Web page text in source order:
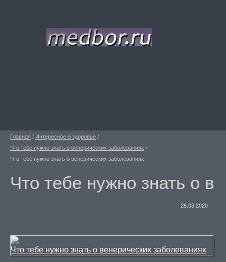
Главная / Интересное о здоровье/
Что тебе нужно знать о венерических заболеваниях /
Что тебе нужно знать о венерических заболеваниях
Что тебе нужно знать о
28.03.2020